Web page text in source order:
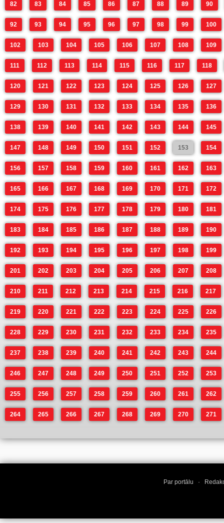
82 83 84 85 86 87 88 89 90
92 93 94 95 96 97 98 99 100
102 103 104 105 106 107 108 109
111 112 113 114 115 116 117 118
120 121 122 123 124 125 126 127
129 130 131 132 133 134 135 136
138 139 140 141 142 143 144 145
147 148 149 150 151 152 153 154
156 157 158 159 160 161 162 163
165 166 167 168 169 170 171 172
174 175 176 177 178 179 180 181
183 184 185 186 187 188 189 190
192 193 194 195 196 197 198 199
201 202 203 204 205 206 207 208
210 211 212 213 214 215 216 217
219 220 221 222 223 224 225 226
228 229 230 231 232 233 234 235
237 238 239 240 241 242 243 244
246 247 248 249 250 251 252 253
255 256 257 258 259 260 261 262
264 265 266 267 268 269 270 271
Par portālu ·